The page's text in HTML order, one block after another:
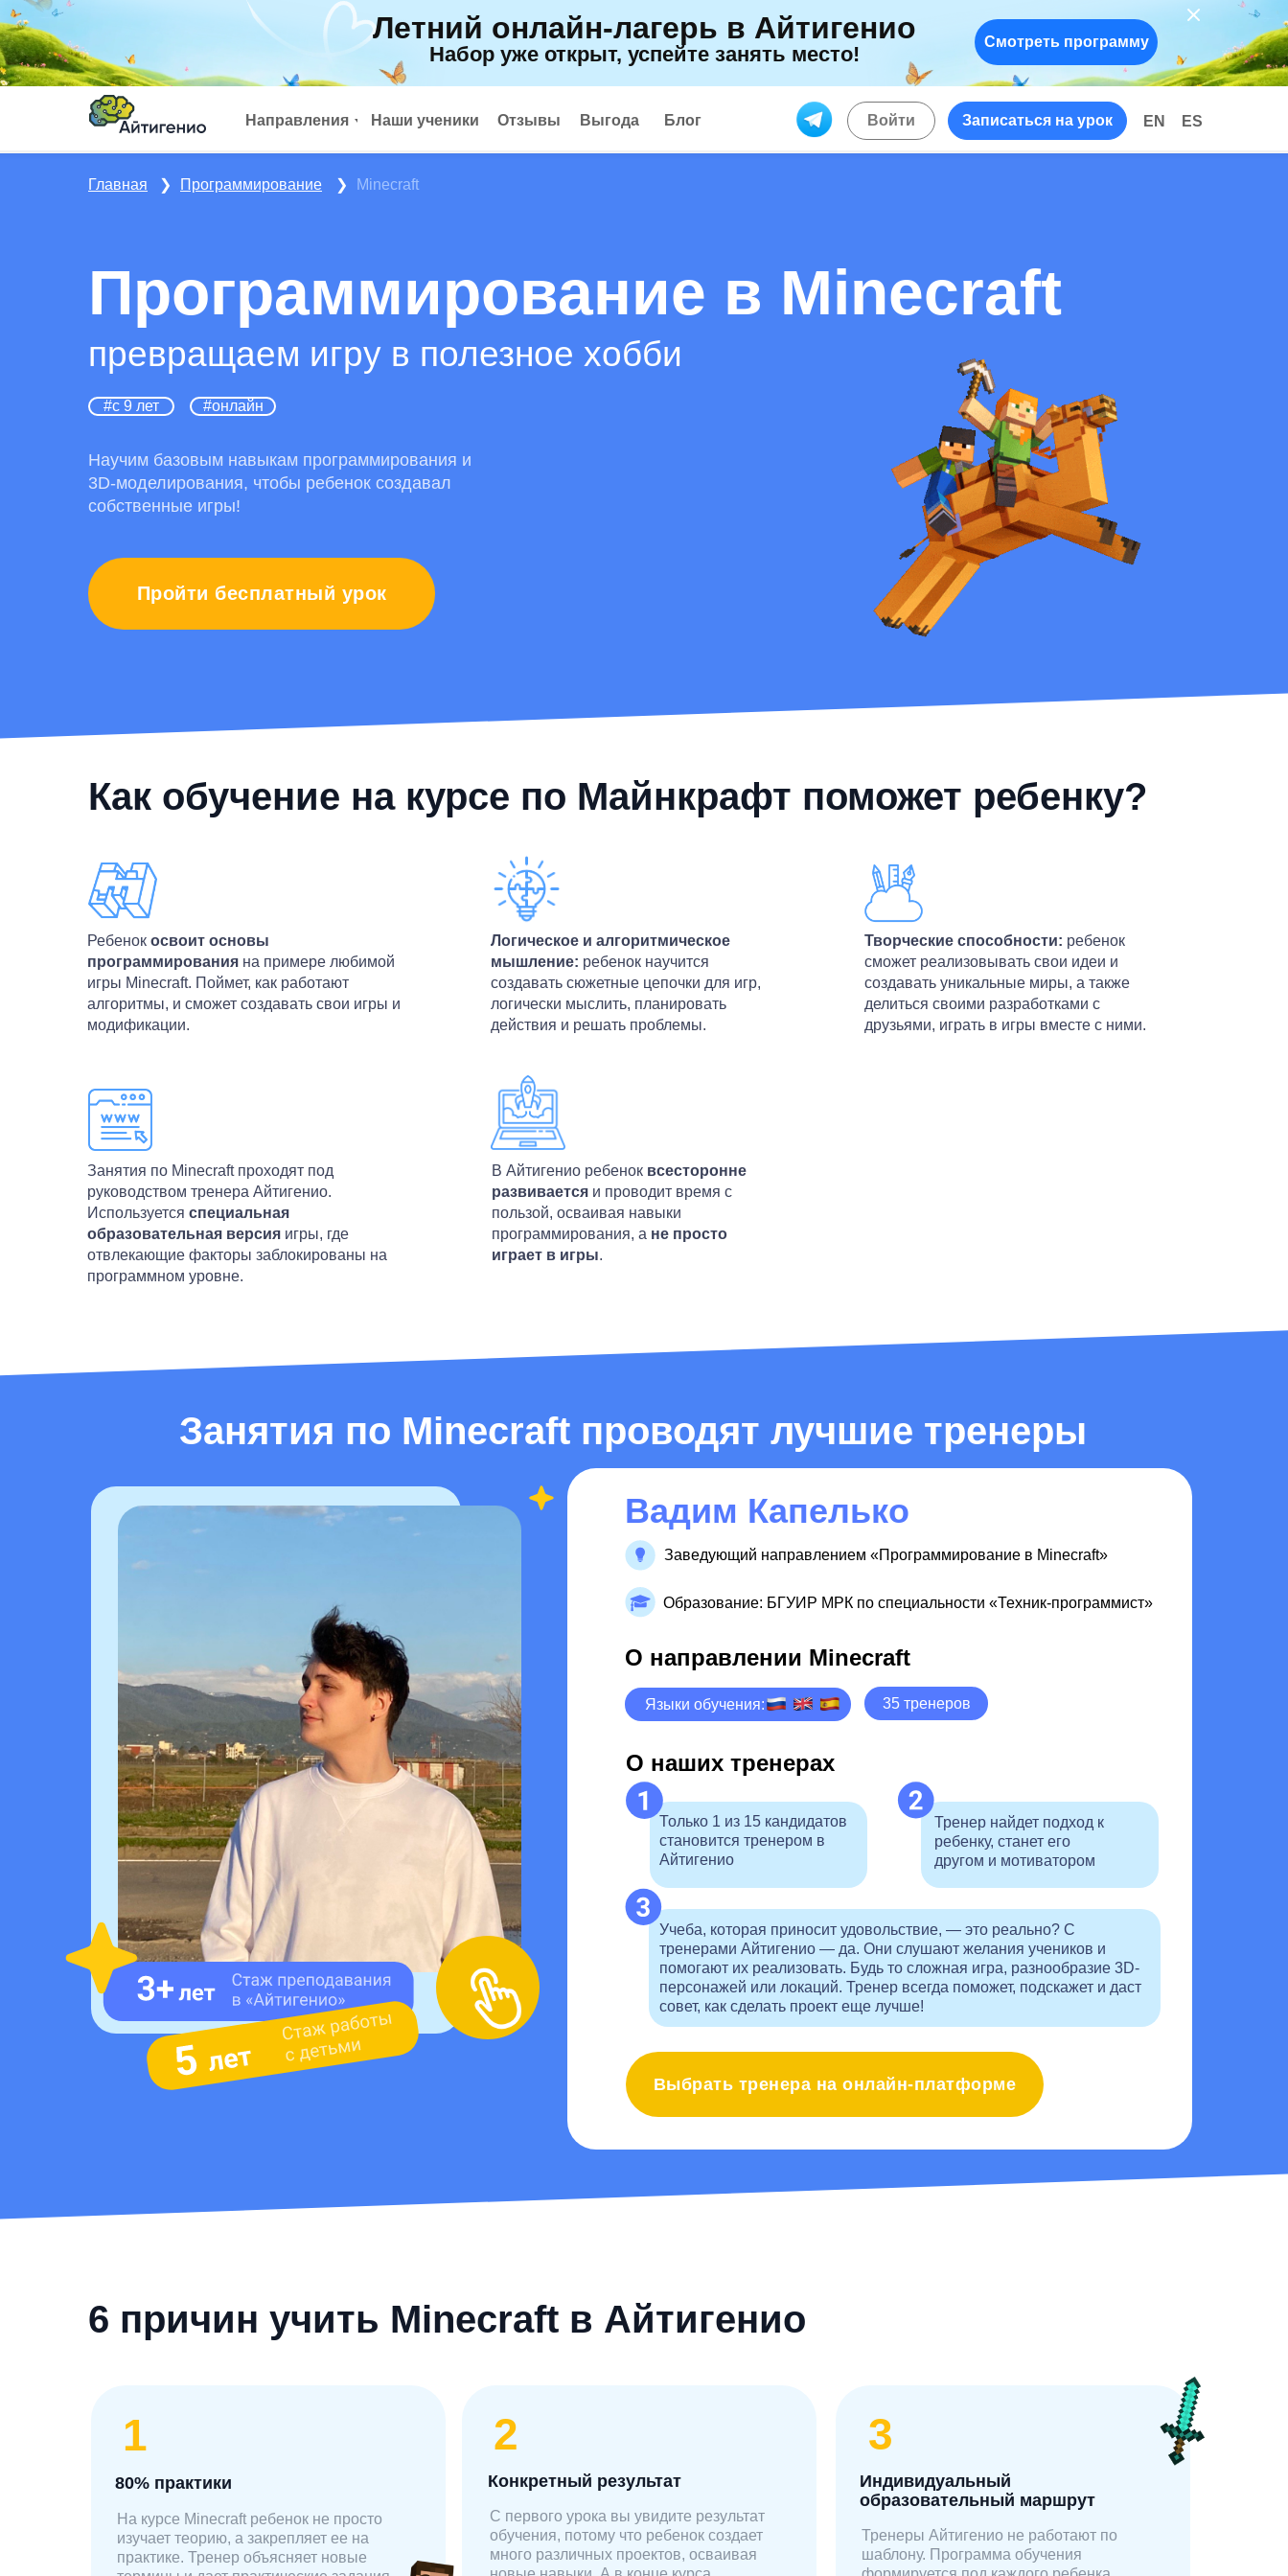
Смотреть программу
Летний онлайн-лагерь в Айтигенио
Набор уже открыт, успейте занять место!
Войти EN
Записаться на урок
Отзывы
Наши ученики
Направления Блог
Выгода ES
Minecraft
Главная ❯ Программирование ❯
Программирование в Minecraft
Пройти бесплатный урок
Научим базовым навыкам программирования и
3D-моделирования, чтобы ребенок создавал
собственные игры!
#с 9 лет #онлайн
превращаем игру в полезное хобби
Творческие способности: ребенок
сможет реализовывать свои идеи и
создавать уникальные миры, а также
делиться своими разработками с
друзьями, играть в игры вместе с ними.
Как обучение на курсе по Майнкрафт поможет ребенку?
Занятия по Minecraft проходят под
руководством тренера Айтигенио.
Используется специальная
образовательная версия игры, где
отвлекающие факторы заблокированы на
программном уровне.
В Айтигенио ребенок всесторонне
развивается и проводит время с
пользой, осваивая навыки
программирования, а не просто
играет в игры.
Логическое и алгоритмическое
мышление: ребенок научится
создавать сюжетные цепочки для игр,
логически мыслить, планировать
действия и решать проблемы.
Ребенок освоит основы
программирования на примере любимой
игры Minecraft. Поймет, как работают
алгоритмы, и сможет создавать свои игры и
модификации.
Вадим Капелько
О направлении Minecraft
О наших тренерах
Заведующий направлением «Программирование в Minecraft»
Учеба, которая приносит удовольствие, — это реально? С
тренерами Айтигенио — да. Они слушают желания учеников и
помогают их реализовать. Будь то сложная игра, разнообразие 3D-
персонажей или локаций. Тренер всегда поможет, подскажет и даст
совет, как сделать проект еще лучше!
35 тренеров
Выбрать тренера на онлайн-платформе
Только 1 из 15 кандидатов
становится тренером в
Айтигенио
Тренер найдет подход к
ребенку, станет его
другом и мотиватором
Занятия по Minecraft проводят лучшие тренеры
Языки обучения: ru eng es
Образование: БГУИР МРК по специальности «Техник-программист»
6 причин учить Minecraft в Айтигенио
1
80% практики
На курсе Minecraft ребенок не просто
изучает теорию, а закрепляет ее на
практике. Тренер объясняет новые
2
Конкретный результат
С первого урока вы увидите результат
обучения, потому что ребенок создает
много различных проектов, осваивая
3
Индивидуальный
образовательный маршрут
Тренеры Айтигенио не работают по
шаблону. Программа обучения